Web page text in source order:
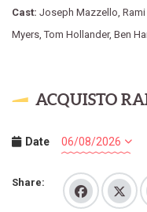
Cast: Joseph Mazzello,
Myers,Tom Hollander, Ben
ACQUISTO
Date
Share: